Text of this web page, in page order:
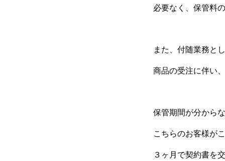
必要なく、保管料
また、付随業務と
商品の受注に伴い
保管期間が分から
こちらのお客様が
３ヶ月で契約書を